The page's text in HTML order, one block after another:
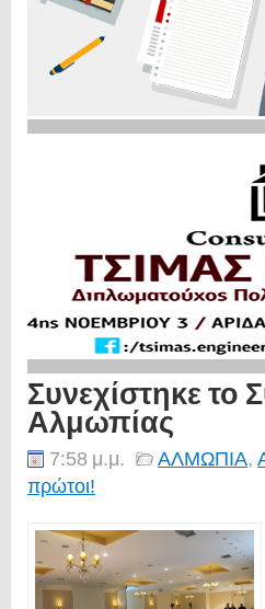
Συνεχίστηκε το
Αλμωπίας
7:58 μ.μ. ΑΛΜΩΠΙΑ,
πρώτοι!